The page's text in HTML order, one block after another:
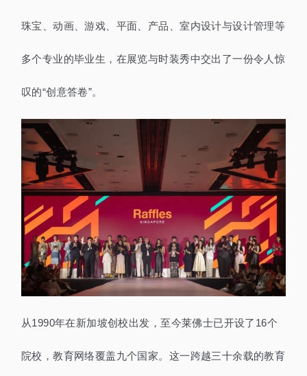
珠宝、动画、游戏、平面、产品、室内设计与设计管理等
多个专业的毕业生，在展览与时装秀中交出了一份令人惊
叹的“创意答卷”。
从1990年在新加坡创校出发，至今莱佛士已开设了16个
院校，教育网络覆盖九个国家。这一跨越三十余载的教育